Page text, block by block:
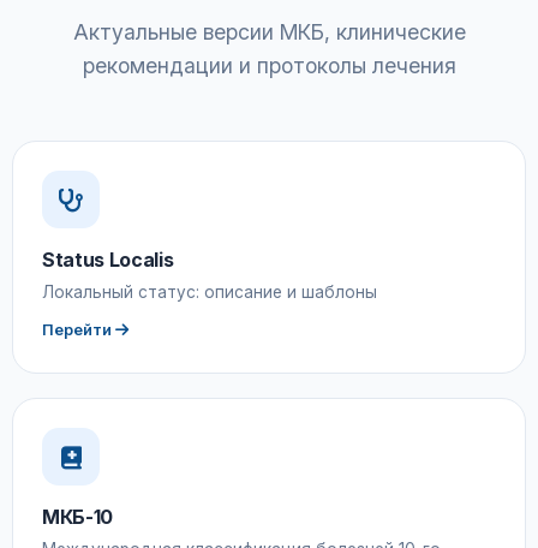
Актуальные версии МКБ, клинические
рекомендации и протоколы лечения
Status Localis
Локальный статус: описание и шаблоны
Перейти
МКБ-10